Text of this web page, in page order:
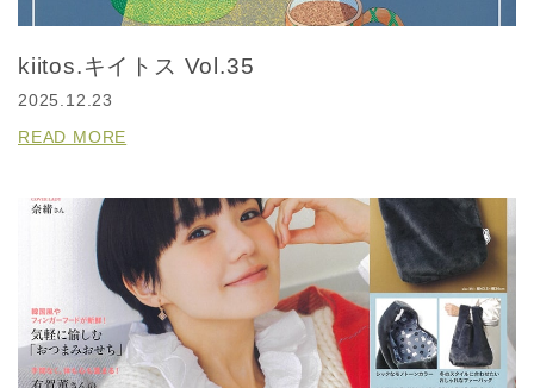
kiitos.キイトス Vol.35
2025.12.23
READ MORE